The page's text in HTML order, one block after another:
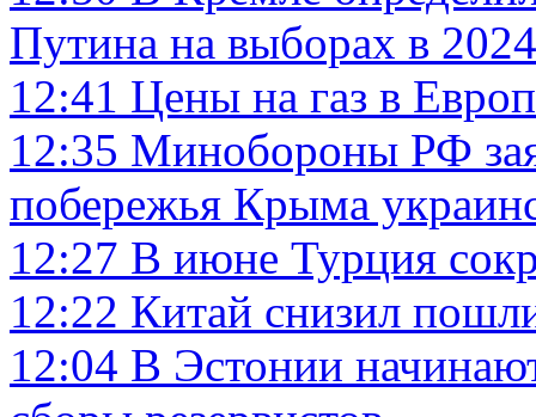
Путина на выборах в
12:41 Цены на газ в
12:35 Минобороны РФ
побережья Крыма
12:27 В июне Турция
12:22 Китай снизил
12:04 В Эстонии